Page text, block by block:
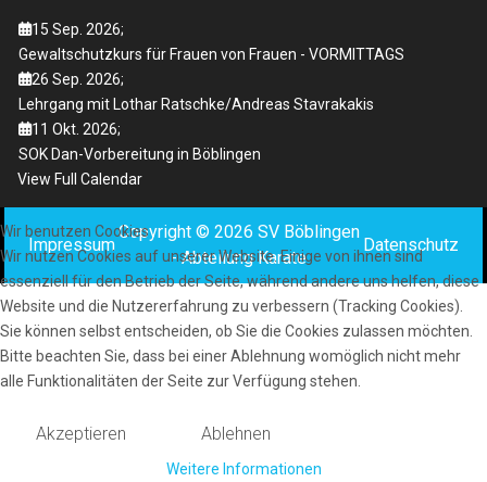
15 Sep. 2026;
Gewaltschutzkurs für Frauen von Frauen - VORMITTAGS
26 Sep. 2026;
Lehrgang mit Lothar Ratschke/Andreas Stavrakakis
11 Okt. 2026;
SOK Dan-Vorbereitung in Böblingen
View Full Calendar
Impressum
Copyright © 2026 SV Böblingen
- Abteilung Karate
Datenschutz
Wir benutzen Cookies
Wir nutzen Cookies auf unserer Website. Einige von ihnen sind
essenziell für den Betrieb der Seite, während andere uns helfen, diese
Website und die Nutzererfahrung zu verbessern (Tracking Cookies).
Sie können selbst entscheiden, ob Sie die Cookies zulassen möchten.
Bitte beachten Sie, dass bei einer Ablehnung womöglich nicht mehr
alle Funktionalitäten der Seite zur Verfügung stehen.
Akzeptieren Ablehnen
Weitere Informationen